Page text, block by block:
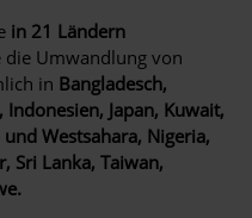
in 21 Ländern
die Umwandlung von
in Bangladesch,
Japan, Kuwait,
Westsahara, Nigeria,
Sri Lanka, Taiwan,